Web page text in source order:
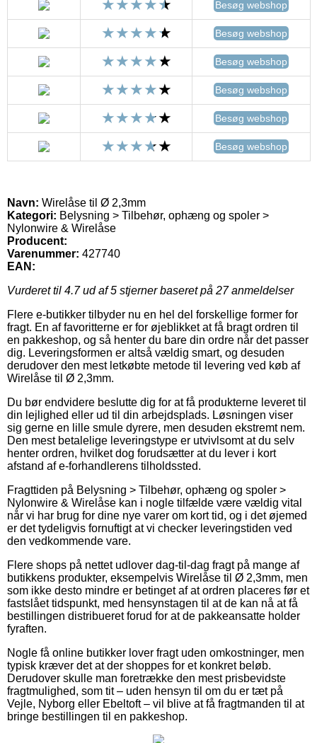
Besøg webshop
Besøg webshop
Besøg webshop
Besøg webshop
Besøg webshop
Besøg webshop
Navn: Wirelåse til Ø 2,3mm
Kategori: Belysning > Tilbehør, ophæng og spoler >
Nylonwire & Wirelåse
Producent:
Varenummer: 427740
EAN:
Vurderet til 4.7ud af 5 stjerner baseret på 27anmeldelser
Flere e-butikker tilbyder nu en hel del forskellige former for
fragt. En af favoritterne er for øjeblikket at få bragt ordren til
en pakkeshop, og så henter du bare din ordre når det passer
dig. Leveringsformen er altså vældig smart, og desuden
derudover den mest letkøbte metode til levering ved køb af
Wirelåse til Ø 2,3mm.
Du bør endvidere beslutte dig for at få produkterne leveret til
din lejlighed eller ud til din arbejdsplads. Løsningen viser
sig gerne en lille smule dyrere, men desuden ekstremt nem.
Den mest betalelige leveringstype er utvivlsomt at du selv
henter ordren, hvilket dog forudsætter at du lever i kort
afstand af e-forhandlerens tilholdssted.
Fragttiden på Belysning > Tilbehør, ophæng og spoler >
Nylonwire & Wirelåse kan i nogle tilfælde være vældig vital
når vi har brug for dine nye varer om kort tid, og i det øjemed
er det tydeligvis fornuftigt at vi checker leveringstiden ved
den vedkommende vare.
Flere shops på nettet udlover dag-til-dag fragt på mange af
butikkens produkter, eksempelvis Wirelåse til Ø 2,3mm, men
som ikke desto mindre er betinget af at ordren placeres før et
fastslået tidspunkt, med hensynstagen til at de kan nå at få
bestillingen distribueret forud for at de pakkeansatte holder
fyraften.
Nogle få online butikker lover fragt uden omkostninger, men
typisk kræver det at der shoppes for et konkret beløb.
Derudover skulle man foretrække den mest prisbevidste
fragtmulighed, som tit – uden hensyn til om du er tæt på
Vejle, Nyborg eller Ebeltoft – vil blive at få fragtmanden til at
bringe bestillingen til en pakkeshop.